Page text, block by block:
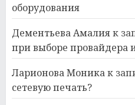
оборудования
Дементьева Амалияк
при выборе провайдера
Ларионова Моникак
сетевую печать?